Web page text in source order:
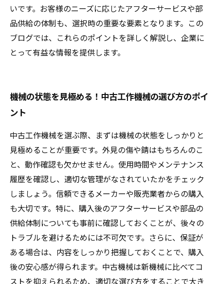
いです。お客様のニーズに応じたアフターサービスや部
品供給の体制も、選択時の重要な要素となります。この
ブログでは、これらのポイントを詳しく解説し、企業に
とって有益な情報を提供します。
機械の状態を見極める！中古工作機械の選び方のポイ
ント
中古工作機械を選ぶ際、まずは機械の状態をしっかりと
見極めることが重要です。外見の傷や錆はもちろんのこ
と、動作確認も欠かせません。使用時間やメンテナンス
履歴を確認し、適切な管理がなされていたかをチェック
しましょう。信頼できるメーカーや販売業者からの購入
も大切です。特に、購入後のアフターサービスや部品の
供給体制についても事前に確認しておくことが、後々の
トラブルを避けるためには不可欠です。さらに、保証が
ある場合は、内容をしっかり把握しておくことで、購入
後の安心感が得られます。中古機械は新機械に比べてコ
ストを抑えられるため、適切な選び方をすることで大き